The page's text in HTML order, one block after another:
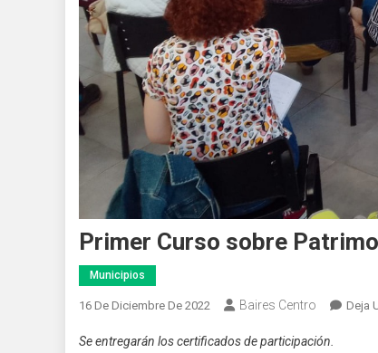
Primer Curso sobre
Municipios
16 De Diciembre De 2022 Baires Centro Deja
Se entregarán los certificados de participación.